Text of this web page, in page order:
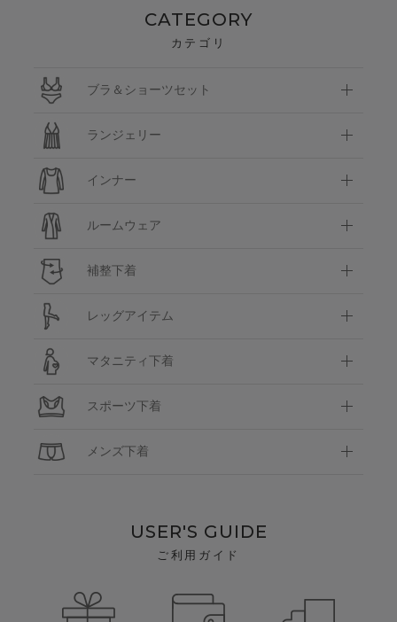
CATEGORY
カテゴリ
ブラ＆ショーツセット
ランジェリー
インナー
ルームウェア
補整下着
レッグアイテム
マタニティ下着
スポーツ下着
メンズ下着
USER'S GUIDE
ご利用ガイド